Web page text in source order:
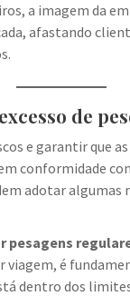
a imagem da
afastando
de
e garantir que
conformidade
adotar algumas
pesagens
viagem, é
dentro dos